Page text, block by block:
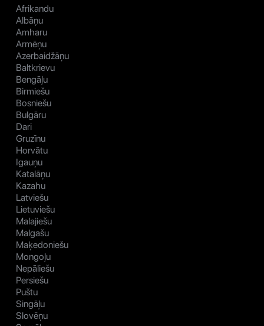
Afrikandu
Albāņu
Amharu
Armēņu
Azerbaidžāņu
Baltkrievu
Bengāļu
Birmiešu
Bosniešu
Bulgāru
Dari
Gruzīnu
Horvātu
Igauņu
Katalāņu
Kazahu
Latviešu
Lietuviešu
Malajiešu
Malgašu
Maķedoniešu
Mongoļu
Nepāliešu
Persiešu
Puštu
Singāļu
Slovēņu